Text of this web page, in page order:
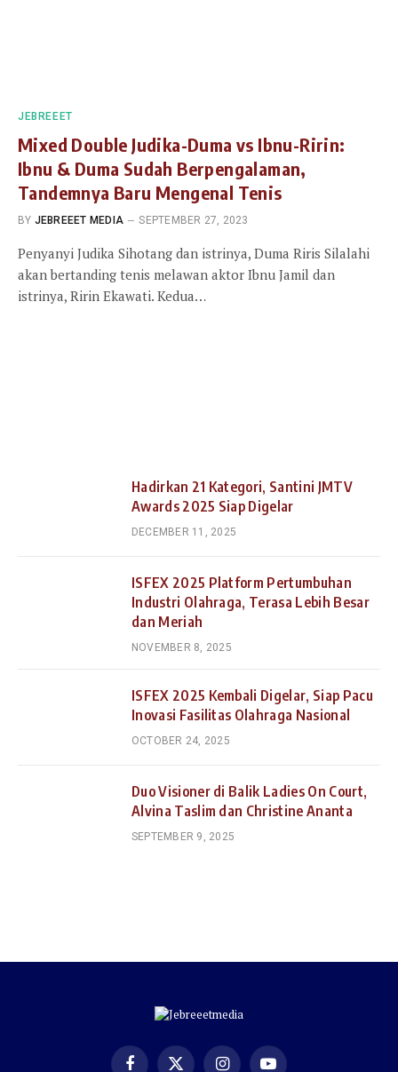
JEBREEET
Mixed Double Judika-Duma vs Ibnu-Ririn:
Ibnu & Duma Sudah Berpengalaman,
Tandemnya Baru Mengenal Tenis
BY JEBREEET MEDIA SEPTEMBER 27, 2023
Penyanyi Judika Sihotang dan istrinya, Duma Riris Silalahi
akan bertanding tenis melawan aktor Ibnu Jamil dan
istrinya, Ririn Ekawati. Kedua…
Hadirkan 21 Kategori, Santini JMTV
Awards 2025 Siap Digelar
DECEMBER 11, 2025
ISFEX 2025 Platform Pertumbuhan
Industri Olahraga, Terasa Lebih Besar
dan Meriah
NOVEMBER 8, 2025
ISFEX 2025 Kembali Digelar, Siap Pacu
Inovasi Fasilitas Olahraga Nasional
OCTOBER 24, 2025
Duo Visioner di Balik Ladies On Court,
Alvina Taslim dan Christine Ananta
SEPTEMBER 9, 2025